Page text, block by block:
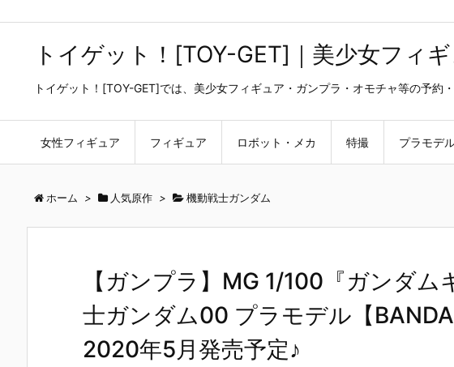
トイゲット！[TOY-GET]｜美少女フィ
トイゲット！[TOY-GET]では、美少女フィギュア・ガンプラ・オモチャ等の予約
女性フィギュア フィギュア ロボット・メカ 特撮 プラモデ
ホーム > 人気原作 > 機動戦士ガンダム
【ガンプラ】MG 1/100『ガンダ
士ガンダム00 プラモデル【
2020年5月発売予定♪